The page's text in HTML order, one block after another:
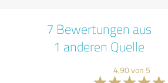
7 Bewertungen aus
1 anderen Quelle
4,90 von 5